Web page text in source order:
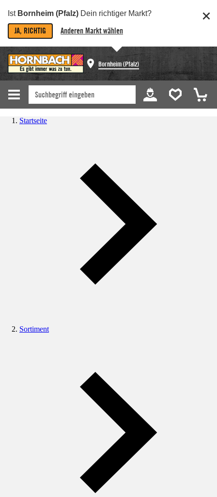
Ist Bornheim (Pfalz) Dein richtiger Markt?
JA, RICHTIG Anderen Markt wählen
Bornheim (Pfalz)
Startseite
Sortiment